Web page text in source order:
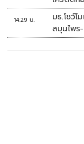
14:29 น.
มธ.โชว์
สมุนไพร